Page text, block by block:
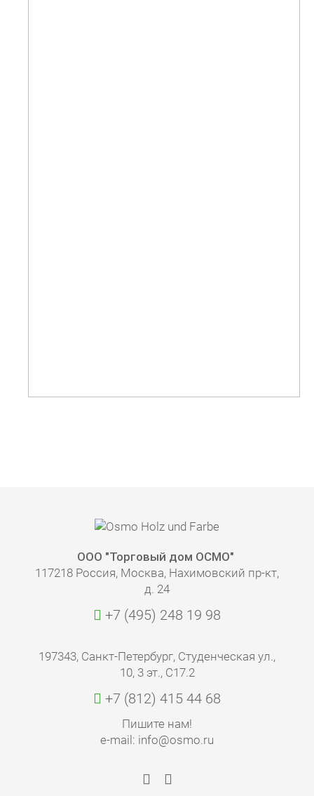
ООО "Торговый дом ОСМО"
117218 Россия, Москва, Нахимовский пр-кт,
д. 24
+7 (495) 248 19 98
197343, Санкт-Петербург, Студенческая ул.,
10, 3 эт., С17.2
+7 (812) 415 44 68
Пишите нам!
e-mail: info@osmo.ru